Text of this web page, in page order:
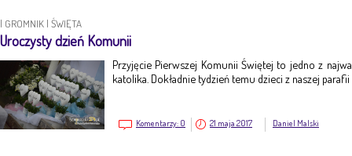
| GROMNIK | ŚWIĘTA
Uroczysty dzień Komunii
Przyjęcie Pierwszej Komunii Świętej to jedno z
katolika. Dokładnie tydzień temu dzieci z naszej
Komentarzy: 0 21 maja 2017 Daniel Malski